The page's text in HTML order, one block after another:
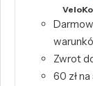
Zwrot
60 zł